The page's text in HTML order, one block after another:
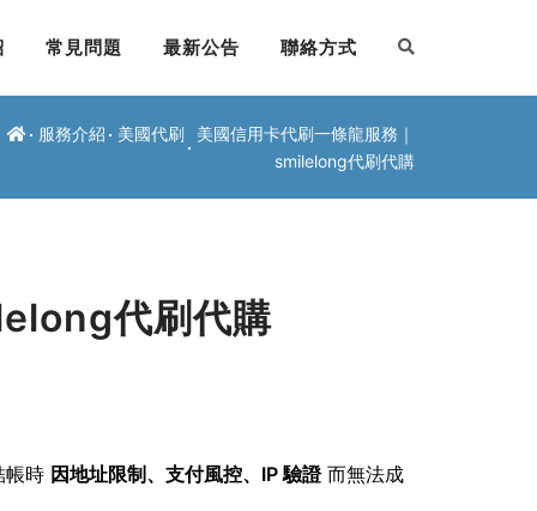
常見問題 最新公告 聯絡方式
服務介紹 美國代刷
美國信用卡代刷一條龍服務｜
smilelong代刷代購
代刷代購
帳時 因地址限制、支付風控、IP 驗證而無法成